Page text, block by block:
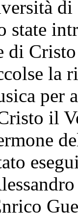
di
state
di
la
per
il